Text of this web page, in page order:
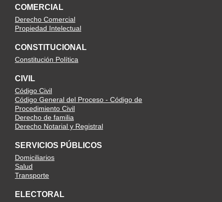
COMERCIAL
Derecho Comercial
Propiedad Intelectual
CONSTITUCIONAL
Constitución Política
CIVIL
Código Civil
Código General del Proceso - Código de
Procedimiento Civil
Derecho de familia
Derecho Notarial y Registral
SERVICIOS PÚBLICOS
Domiciliarios
Salud
Transporte
ELECTORAL